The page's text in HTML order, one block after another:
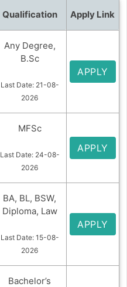
Qualification Apply Link
Any Degree,
B.Sc
Last Date: 21-08-
2026
APPLY
MFSc
Last Date: 24-08-
2026
APPLY
BA, BL, BSW,
Diploma, Law
Last Date: 15-08-
2026
APPLY
Bachelor’s